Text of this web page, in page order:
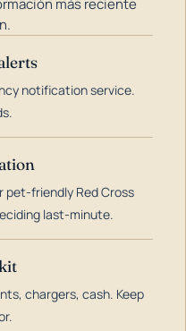
más reciente
notification service.
pet-friendly Red Cross
last-minute.
chargers, cash. Keep